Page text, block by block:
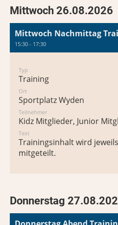
Mittwoch 26.08.2026
Mittwoch Nachmittag
15:30 - 17:30
Typ
Training
Ort
Sportplatz Wyden
Teilnehmer
Kidz Mitglieder, Junior
Text
Trainingsinhalt wird
mitgeteilt.
Donnerstag